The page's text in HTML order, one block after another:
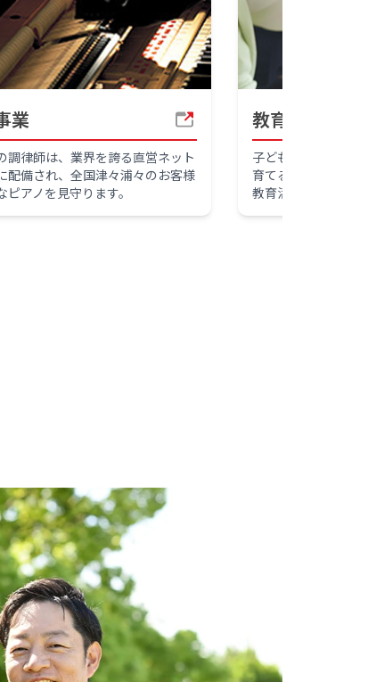
業
調律師は、業界を誇る直営ネット
配備され、全国津々浦々のお客様
ピアノを見守ります。
教育事業
子どもたちの興味
育てるため、音楽
教育活動を展開して